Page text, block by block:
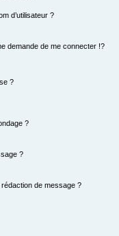
d’utilisateur ?
demande de me connecter !?
?
?
?
de message ?